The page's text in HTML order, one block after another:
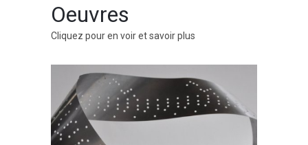
Oeuvres
Cliquez pour en voir et savoir plus